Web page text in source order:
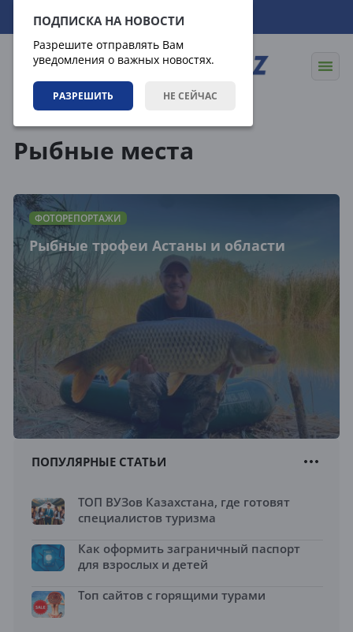
ПОДПИСКА НА НОВОСТИ
Разрешите отправлять Вам
уведомления о важных новостях.
РАЗРЕШИТЬ НЕ СЕЙЧАС
09.08.2026 01:55:38
Рыбные места
ФОТОРЕПОРТАЖИ
Рыбные трофеи Астаны и области
ПОПУЛЯРНЫЕ СТАТЬИ
ТОП ВУЗов Казахстана, где готовят
специалистов туризма
Как оформить заграничный паспорт
для взрослых и детей
Топ сайтов с горящими турами